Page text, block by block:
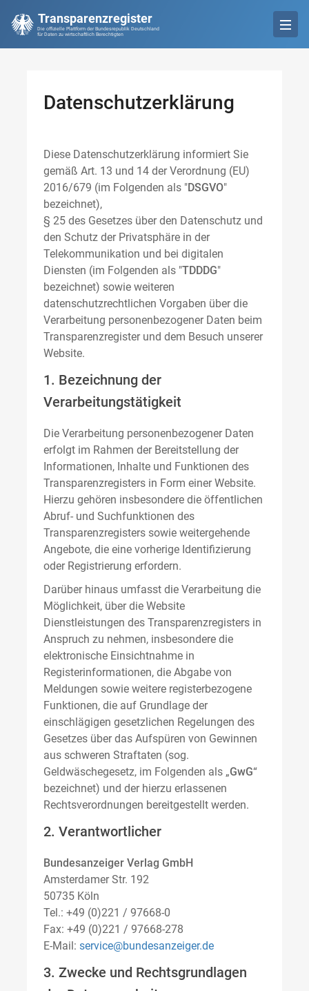
Transparenzregister
Die offizielle Plattform der Bundesrepublik Deutschland
für Daten zu wirtschaftlich Berechtigten
Datenschutzerklärung
Diese Datenschutzerklärung informiert Sie
gemäß Art. 13 und 14 der Verordnung (EU)
2016/679 (im Folgenden als "DSGVO"
bezeichnet),
§ 25 des Gesetzes über den Datenschutz und
den Schutz der Privatsphäre in der
Telekommunikation und bei digitalen
Diensten (im Folgenden als "TDDDG"
bezeichnet) sowie weiteren
datenschutzrechtlichen Vorgaben über die
Verarbeitung personenbezogener Daten beim
Transparenzregister und dem Besuch unserer
Website.
1. Bezeichnung der
Verarbeitungstätigkeit
Die Verarbeitung personenbezogener Daten
erfolgt im Rahmen der Bereitstellung der
Informationen, Inhalte und Funktionen des
Transparenzregisters in Form einer Website.
Hierzu gehören insbesondere die öffentlichen
Abruf- und Suchfunktionen des
Transparenzregisters sowie weitergehende
Angebote, die eine vorherige Identifizierung
oder Registrierung erfordern.
Darüber hinaus umfasst die Verarbeitung die
Möglichkeit, über die Website
Dienstleistungen des Transparenzregisters in
Anspruch zu nehmen, insbesondere die
elektronische Einsichtnahme in
Registerinformationen, die Abgabe von
Meldungen sowie weitere registerbezogene
Funktionen, die auf Grundlage der
einschlägigen gesetzlichen Regelungen des
Gesetzes über das Aufspüren von Gewinnen
aus schweren Straftaten (sog.
Geldwäschegesetz, im Folgenden als „GwG“
bezeichnet) und der hierzu erlassenen
Rechtsverordnungen bereitgestellt werden.
2. Verantwortlicher
Bundesanzeiger Verlag GmbH
Amsterdamer Str. 192
50735 Köln
Tel.: +49 (0)221 / 97668-0
Fax: +49 (0)221 / 97668-278
E-Mail: service@bundesanzeiger.de
3. Zwecke und Rechtsgrundlagen